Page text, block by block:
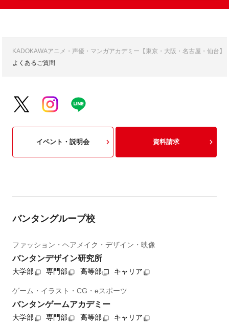
KADOKAWAアニメ・声優・マンガアカデミー【東京・大阪・名古屋・仙台】
よくあるご質問
イベント・説明会 資料請求
バンタングループ校
ファッション・ヘアメイク・デザイン・映像
バンタンデザイン研究所
大学部 専門部 高等部 キャリア
ゲーム・イラスト・CG・eスポーツ
バンタンゲームアカデミー
大学部 専門部 高等部 キャリア